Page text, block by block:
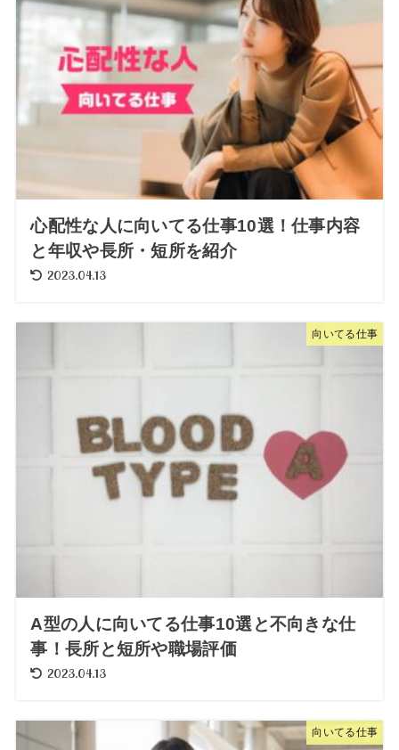
心配性な人に向いてる仕事10選！仕事内容
と年収や長所・短所を紹介
2023.04.13
向いてる仕事
A型の人に向いてる仕事10選と不向きな仕
事！長所と短所や職場評価
2023.04.13
向いてる仕事